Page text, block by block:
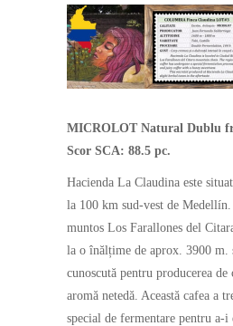
MICROLOT Natural Dublu
Scor SCA: 88.5 pc.
Hacienda La Claudina este
la 100 km sud-vest de
muntos Los Farallones del
la o înălțime de aprox. 3900 m.
cunoscută pentru producerea de
aromă netedă. Această cafea a
special de fermentare pentru a-i